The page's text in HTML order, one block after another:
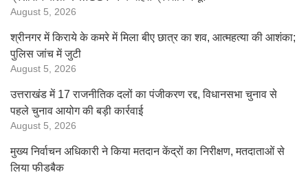
August 5, 2026
श्रीनगर में किराये के कमरे में मिला बीए छात्र का शव, आत्महत्या की आशंका;
पुलिस जांच में जुटी
August 5, 2026
उत्तराखंड में 17 राजनीतिक दलों का पंजीकरण रद्द, विधानसभा चुनाव से
पहले चुनाव आयोग की बड़ी कार्रवाई
August 5, 2026
मुख्य निर्वाचन अधिकारी ने किया मतदान केंद्रों का निरीक्षण, मतदाताओं से
लिया फीडबैक